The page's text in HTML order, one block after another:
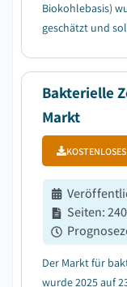
Biokohlebasis)
geschätzt und
negativen
Bakterielle
Markt
Seiten:240
Der Markt für
wurde 2025 auf